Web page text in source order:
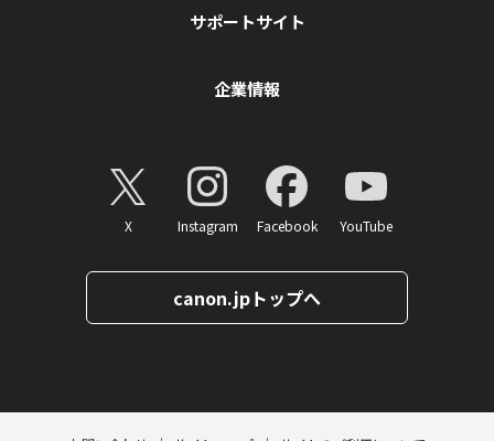
サポートサイト
企業情報
X Instagram Facebook YouTube
canon.jpトップへ